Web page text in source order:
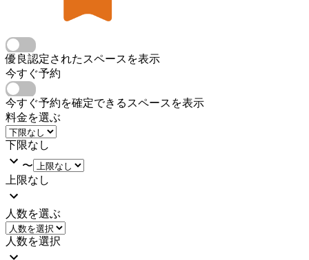
優良認定されたスペースを表示
今すぐ予約
今すぐ予約を確定できるスペースを表示
料金を選ぶ
下限なし
〜
上限なし
人数を選ぶ
人数を選択